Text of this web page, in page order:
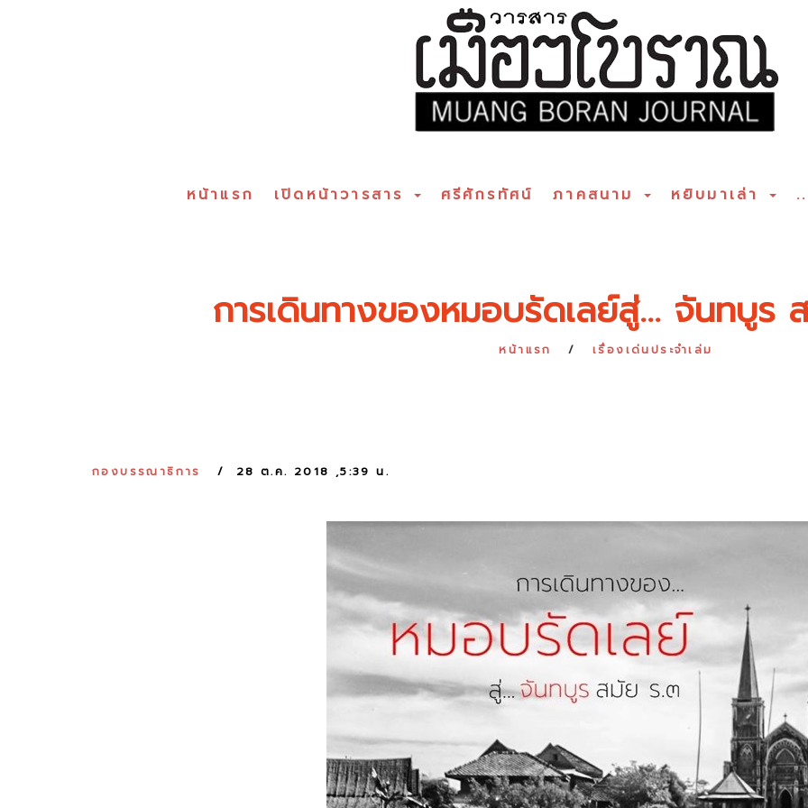
หน้าแรก เปิดหน้าวารสาร ศรีศักรทัศน์ ภาคสนาม หยิบมาเล่า
การเดินทางของหมอบรัดเลย์สู่... จันทบูร
หน้าแรก เรื่องเด่นประจำเล่ม
กองบรรณาธิการ 28 ต.ค. 2018 ,5:39 น.